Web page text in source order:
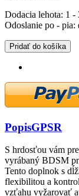
Dodacia lehota: 1 -
Odoslanie po - pia:
Pridať do košíka
PopisGPSR
S hrdosťou vám
vyrábaný BDSM
Tento doplnok s
flexibilitou a
vzťahu vyžarovať